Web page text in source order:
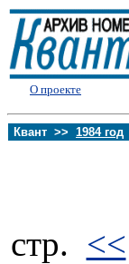
О проекте
Квант >> 1984 год
стp. <<